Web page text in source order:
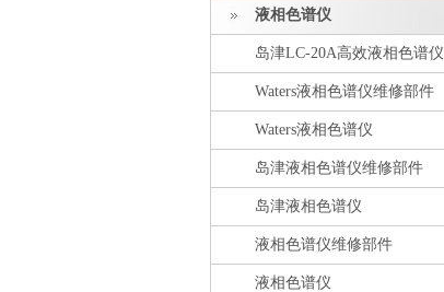
液相色谱仪
岛津LC-20A高效液相色谱仪
Waters液相色谱仪维修部件
Waters液相色谱仪
岛津液相色谱仪维修部件
岛津液相色谱仪
液相色谱仪维修部件
液相色谱仪